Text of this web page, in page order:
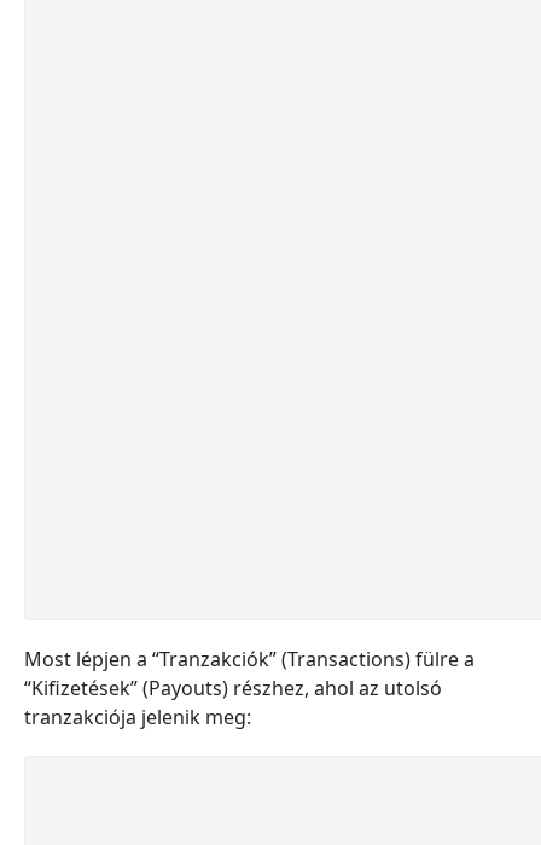
Most lépjen a “Tranzakciók” (Transactions) fülre a
“Kifizetések” (Payouts) részhez, ahol az utolsó
tranzakciója jelenik meg: